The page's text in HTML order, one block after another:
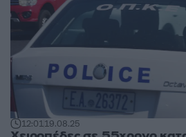
12:0119.08.25